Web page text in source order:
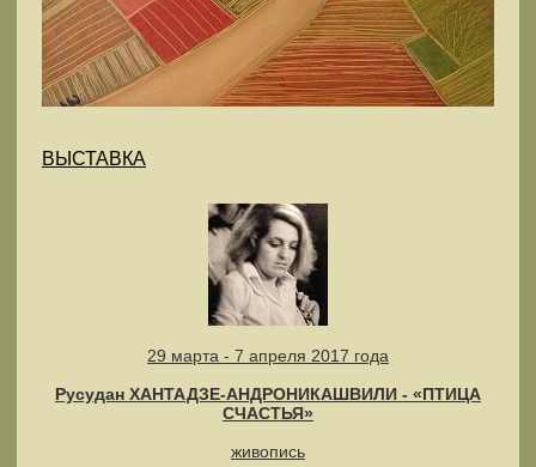
ВЫСТАВКА
29 марта - 7 апреля 2017 года
Русудан ХАНТАДЗЕ-АНДРОНИКАШВИЛИ - «ПТИЦА
СЧАСТЬЯ»
живопись